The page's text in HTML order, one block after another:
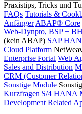
Praxistips, Tricks und
FAQs Tutorials &
Anfänger ABAP® Core
Web-Dynpro, BSP +
(kein ABAP) SAP
Cloud Platform
Enterprise Portal Web
Sales and Distribution
CRM (Customer
Sonstige Module
Kurzfragen S/4 HANA
Development Related